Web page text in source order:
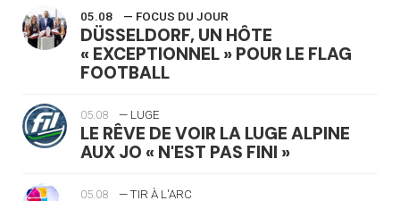
05.08 — FOCUS DU JOUR
DÜSSELDORF, UN HÔTE
« EXCEPTIONNEL » POUR LE FLAG
FOOTBALL
05.08 — LUGE
LE RÊVE DE VOIR LA LUGE ALPINE
AUX JO « N'EST PAS FINI »
05.08 — TIR À L'ARC